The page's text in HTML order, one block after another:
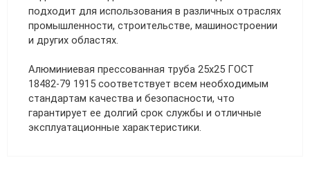
подходит для использования в различных отраслях
промышленности, строительстве, машиностроении
и других областях.
Алюминиевая прессованная труба 25х25 ГОСТ
18482-79 1915 соответствует всем необходимым
стандартам качества и безопасности, что
гарантирует ее долгий срок службы и отличные
эксплуатационные характеристики.